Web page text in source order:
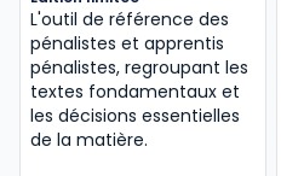
L'outil de référence des
pénalistes et apprentis
pénalistes, regroupant les
textes fondamentaux et
les décisions essentielles
de la matière.